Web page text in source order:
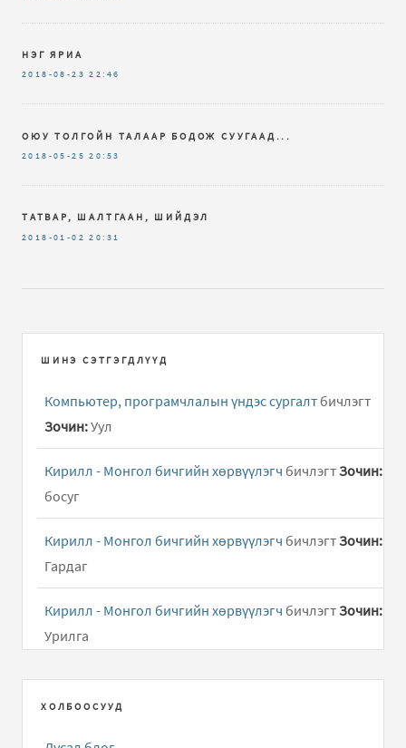
НЭГ ЯРИА
2018-08-23 22:46
ОЮУ ТОЛГОЙН ТАЛААР БОДОЖ СУУГААД...
2018-05-25 20:53
ТАТВАР, ШАЛТГААН, ШИЙДЭЛ
2018-01-02 20:31
ШИНЭ СЭТГЭГДЛҮҮД
Компьютер, програмчлалын үндэс сургалт бичлэгт
Зочин:Уул
Кирилл - Монгол бичгийн хөрвүүлэгч бичлэгтЗочин:
босуг
Кирилл - Монгол бичгийн хөрвүүлэгч бичлэгтЗочин:
Гардаг
Кирилл - Монгол бичгийн хөрвүүлэгч бичлэгтЗочин:
Урилга
Компьютер, програмчлалын үндэс сургалтбичлэгт
Зочин:Амьддаа бие биенээ хайрла
ХОЛБООСУУД